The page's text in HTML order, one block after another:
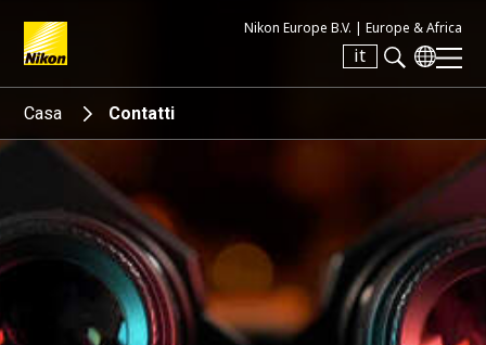
Nikon Europe B.V. | Europe & Africa
it
Search keyword(s)
Casa Contatti